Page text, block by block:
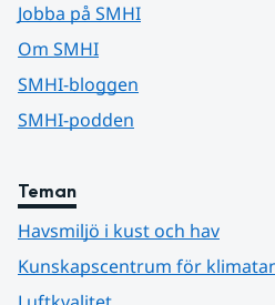
Jobba på SMHI
Om SMHI
SMHI-bloggen
SMHI-podden
Teman
Havsmiljö i kust och hav
Kunskapscentrum för